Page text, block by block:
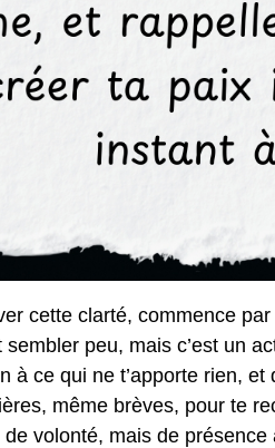
cette clarté, commence
peu, mais c’est un
à ce qui ne t’apporte rien,
même brèves, pour te
volonté, mais de présence